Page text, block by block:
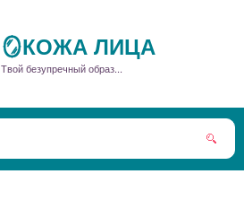
🪞КОЖА ЛИЦА
Твой безупречный образ...